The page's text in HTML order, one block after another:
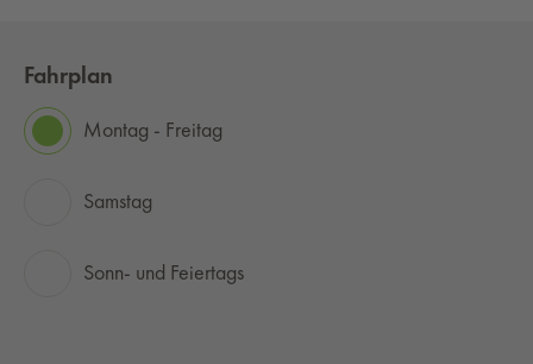
Fahrplan
Montag - Freitag
Samstag
Sonn- und Feiertags